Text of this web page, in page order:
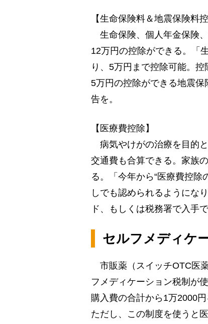
【生命保険料＆地震保険料控
生命保険、個人年金保険
12万円の控除ができる。「
り、5万円まで控除可能。
5万円の控除ができる地震
告を。
【医療費控除】
病気やけがの治療を目的
交通費も合算できる。家族
る。「今年から“医療費控除
しでも認められるようにな
ド、もしくは税務署で入手で
セルフメディケ
市販薬（スイッチOTC医
フメディケーション税制が
購入費の合計から1万2000
ただし、この制度を使うと